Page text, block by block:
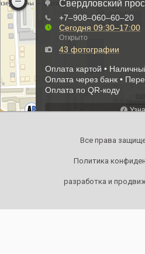
Все права
Политика
разработка и